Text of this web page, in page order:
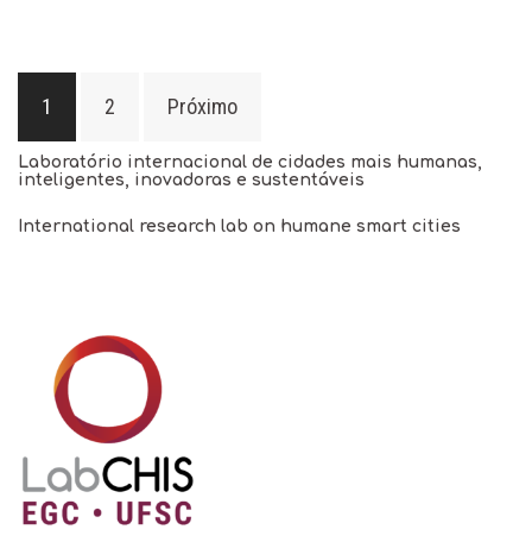
Paginação
de
posts
1 2 Próximo
Laboratório internacional de cidades mais humanas,
inteligentes, inovadoras e sustentáveis
International research lab on humane smart cities